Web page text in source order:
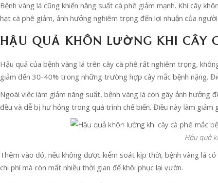
Bệnh vàng lá cũng khiến năng suất cà phê giảm mạnh. Khi cây
hạt cà phê giảm, ảnh hưởng nghiêm trọng đến lợi nhuận của
HẬU QUẢ KHÔN LƯỜNG KHI CÂY
Hậu quả của bệnh vàng lá trên cây cà phê rất nghiêm trọng,
giảm đến 30-40% trong những trường hợp cây mắc bệnh nặng.
Ngoài việc làm giảm năng suất, bệnh vàng lá còn gây ảnh
đều và dễ bị hư hỏng trong quá trình chế biến. Điều này làm
Hậu quả
Thêm vào đó, nếu không được kiểm soát kịp thời, bệnh vàng lá
chi phí mà còn mất nhiều thời gian để khôi phục lại vườn.